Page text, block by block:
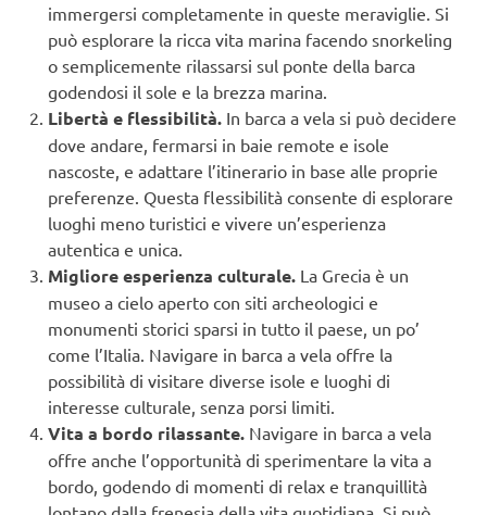
immergersi completamente in queste meraviglie. Si
può esplorare la ricca vita marina facendo snorkeling
o semplicemente rilassarsi sul ponte della barca
godendosi il sole e la brezza marina.
Libertà e flessibilità. In barca a vela si può decidere
dove andare, fermarsi in baie remote e isole
nascoste, e adattare l’itinerario in base alle proprie
preferenze. Questa flessibilità consente di esplorare
luoghi meno turistici e vivere un’esperienza
autentica e unica.
Migliore esperienza culturale. La Grecia è un
museo a cielo aperto con siti archeologici e
monumenti storici sparsi in tutto il paese, un po’
come l’Italia. Navigare in barca a vela offre la
possibilità di visitare diverse isole e luoghi di
interesse culturale, senza porsi limiti.
Vita a bordo rilassante. Navigare in barca a vela
offre anche l’opportunità di sperimentare la vita a
bordo, godendo di momenti di relax e tranquillità